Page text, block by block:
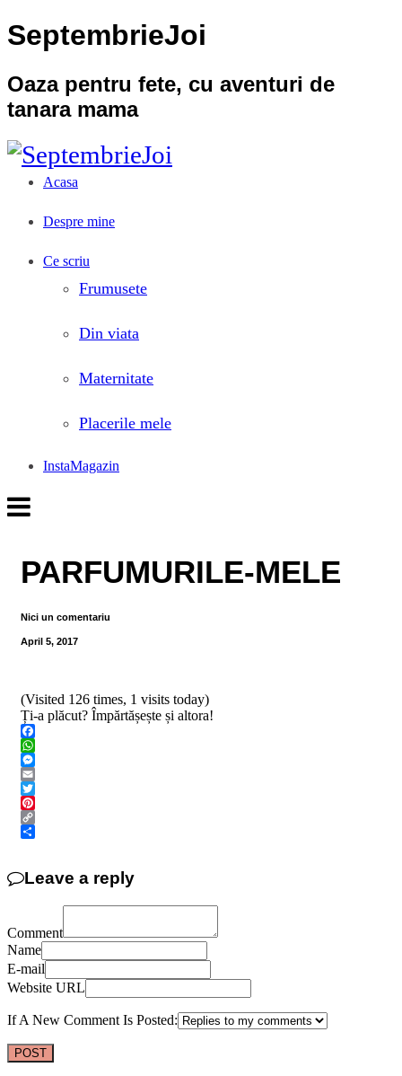
SeptembrieJoi
Oaza pentru fete, cu aventuri de
tanara mama
Acasa
Despre mine
Ce scriu
Frumusete
Din viata
Maternitate
Placerile mele
InstaMagazin
PARFUMURILE-MELE
Nici un comentariu
April 5, 2017
(Visited 126 times, 1 visits today)
Ți-a plăcut? Împărtășește și altora!
Facebook
WhatsApp
Messenger
Email
Twitter
Pinterest
Copy
Leave a reply
Comment
Name
E-mail
Website URL
If A New Comment Is Posted: